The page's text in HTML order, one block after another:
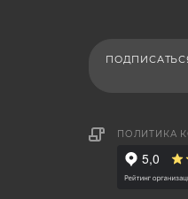
ПОЛИТИКА